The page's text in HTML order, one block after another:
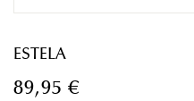
ESTELA
89,95 €